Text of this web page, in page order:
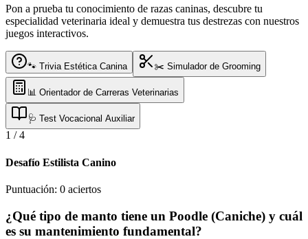
Pon a prueba tu conocimiento de razas caninas, descubre tu
especialidad veterinaria ideal y demuestra tus destrezas con nuestros
juegos interactivos.
🐾 Trivia Estética Canina ✂️ Simulador de Grooming
📊 Orientador de Carreras Veterinarias
🩺 Test Vocacional Auxiliar
1 /4
Desafío Estilista Canino
Puntuación: 0 aciertos
¿Qué tipo de manto tiene un Poodle (Caniche) y cuál
es su mantenimiento fundamental?